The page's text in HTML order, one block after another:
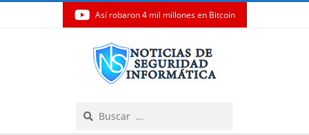
Así robaron 4 mil millones en Bitcoin